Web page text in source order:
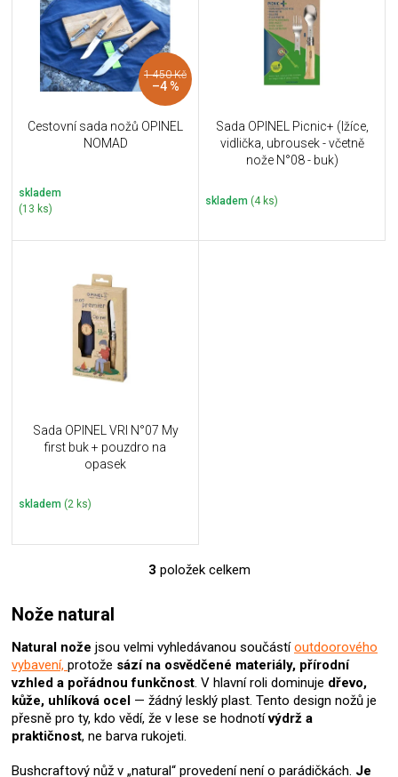
1 450 Kč
–4 %
Cestovní sada nožů OPINEL
NOMAD
skladem
(13 ks)
Sada OPINEL Picnic+ (lžíce,
vidlička, ubrousek - včetně
nože N°08 - buk)
skladem (4 ks)
Sada OPINEL VRI N°07 My
first buk + pouzdro na
opasek
skladem (2 ks)
O
d
a
c
í
p
r
3 položek celkem
Nože natural
Natural nože jsou velmi vyhledávanou součástíoutdoorového
vybavení, protože sází na osvědčené materiály, přírodní
vzhled a pořádnou funkčnost. V hlavní roli dominuje dřevo,
kůže, uhlíková ocel — žádný lesklý plast. Tento design nožů je
přesně pro ty, kdo vědí, že v lese se hodnotívýdrž a
praktičnost, ne barva rukojeti.
Bushcraftový nůž v „natural“ provedení není o parádičkách. Je